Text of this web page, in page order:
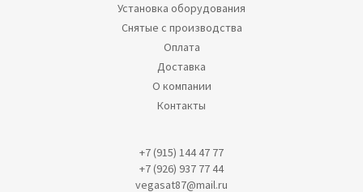
Установка оборудования
Снятые с производства
Оплата
Доставка
О компании
Контакты
+7 (915) 144 47 77
+7 (926) 937 77 44
vegasat87@mail.ru